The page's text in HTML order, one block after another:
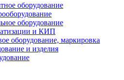
оборудование
оборудование
и КИП
оборудование, маркировка
и изделия